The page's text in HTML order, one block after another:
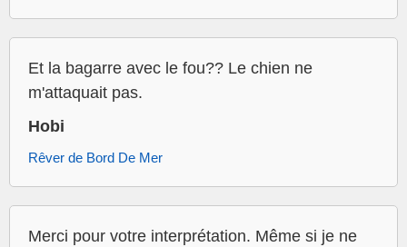
Et la bagarre avec le fou?? Le chien ne
m'attaquait pas.
Hobi
Rêver de Bord De Mer
Merci pour votre interprétation. Même si je ne